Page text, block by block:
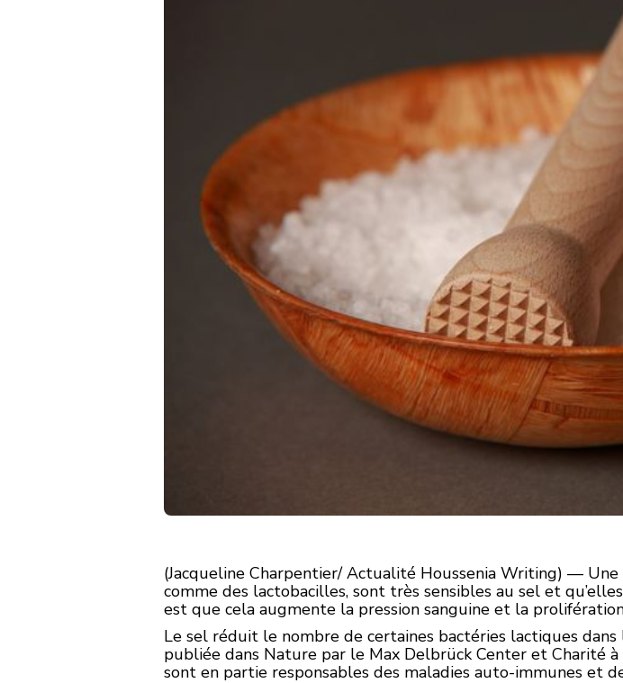
(Jacqueline Charpentier/ Actualité Houssenia Writing) —
comme des lactobacilles, sont très sensibles au sel et
est que cela augmente la pression sanguine et la
Le sel réduit le nombre de certaines bactéries lactiques
publiée dans Nature par le Max Delbrück Center et Charité
sont en partie responsables des maladies auto-immunes et